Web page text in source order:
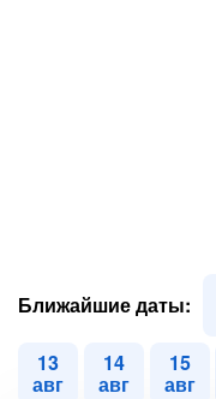
Ближайшие даты:
13
авг
14
авг
15
авг